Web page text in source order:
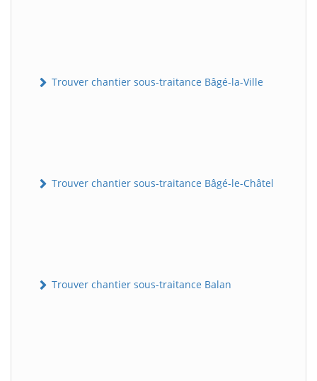
Trouver chantier sous-traitance Bâgé-la-Ville
Trouver chantier sous-traitance Bâgé-le-Châtel
Trouver chantier sous-traitance Balan